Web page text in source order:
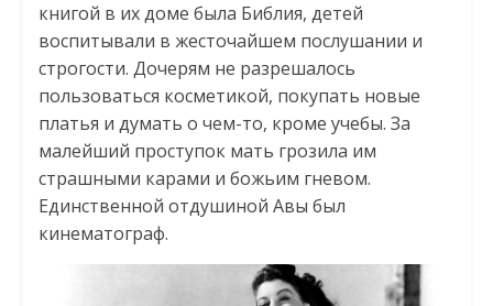
книгой в их доме была Библия, детей
воспитывали в жесточайшем послушании и
строгости. Дочерям не разрешалось
пользоваться косметикой, покупать новые
платья и думать о чем-то, кроме учебы. За
малейший проступок мать грозила им
страшными карами и божьим гневом.
Единственной отдушиной Авы был
кинематограф.